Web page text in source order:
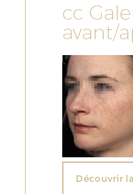
cc
avant/
Découvrir